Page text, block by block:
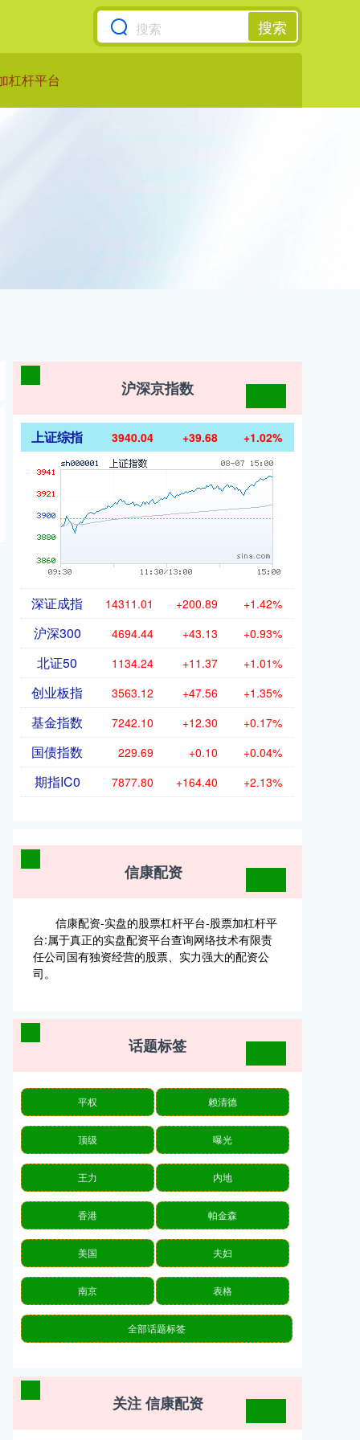
搜索
杠杆平台
沪深京指数
上证综指 3940.04 +39.68 +1.02%
深证成指 14311.01 +200.89 +1.42%
沪深300 4694.44 +43.13 +0.93%
北证50 1134.24 +11.37 +1.01%
创业板指 3563.12 +47.56 +1.35%
基金指数 7242.10 +12.30 +0.17%
国债指数 229.69 +0.10 +0.04%
期指IC0 7877.80 +164.40 +2.13%
信康配资
信康配资-实盘的股票杠杆平台-股票加杠杆平
台:属于真正的实盘配资平台查询网络技术有限责
任公司国有独资经营的股票、实力强大的配资公
司。
话题标签
平权 赖清德
顶级 曝光
王力 内地
香港 帕金森
美国 夫妇
南京 表格
全部话题标签
关注 信康配资